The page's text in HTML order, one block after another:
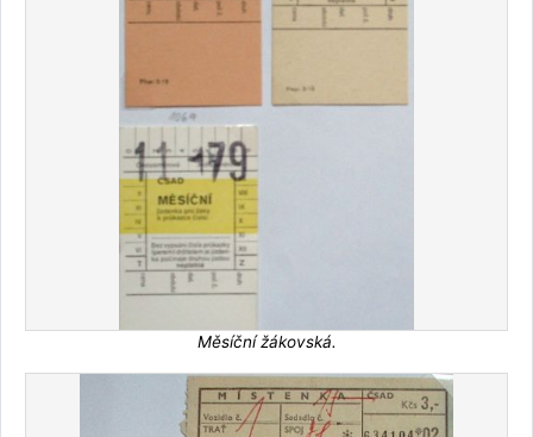
Měsíční žákovská.